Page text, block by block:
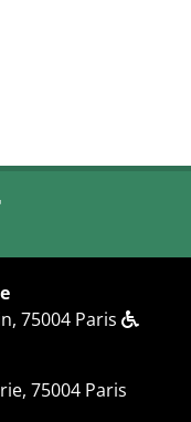
75004 Paris
75004 Paris